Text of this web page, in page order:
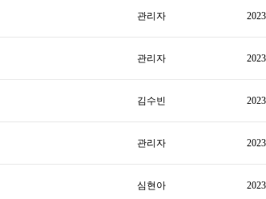
관리자
관리자
김수빈
관리자
심현아